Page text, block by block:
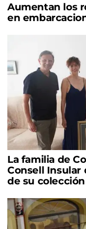
Aumentan los
en
La familia de
Consell Insular
de su colección